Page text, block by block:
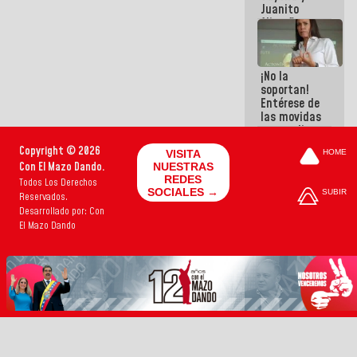
Juanito
Alimaña son
harina del
mismo
costal
¡No la
soportan!
Entérese de
las movidas
que realizan
cómplices
sacudírsela
Copyright © 2026
Con El Mazo Dando.
Todos Los Derechos
Reservados.
Desarrollado por: Con
El Mazo Dando
VISITA
NUESTRAS
REDES
SOCIALES →
HOME
SUBIR